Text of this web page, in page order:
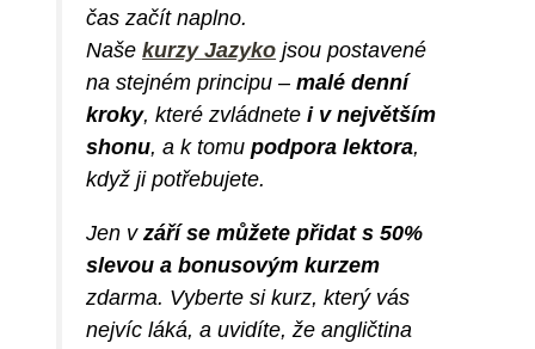
čas začít naplno.
Našekurzy Jazyko jsou postavené
na stejném principu –malé denní
kroky, které zvládnetei v největším
shonu, a k tomupodpora lektora,
když ji potřebujete.
Jen vzáří se můžete přidat s 50%
slevou a bonusovým kurzem
zdarma. Vyberte si kurz, který vás
nejvíc láká, a uvidíte, že angličtina